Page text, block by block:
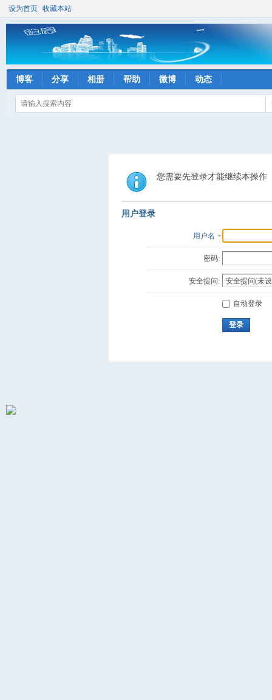
设为首页 收藏本站
博客 分享 相册 帮助 微博 动态
您需要先登录才能继续本操作
用户登录
用户名
密码:
安全提问:
自动登录
登录